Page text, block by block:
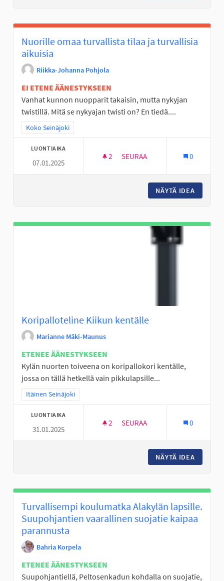
Nuorille omaa turvallista tilaa ja turvallisia
aikuisia
Riikka-Johanna Pohjola
EI ETENE ÄÄNESTYKSEEN
Vanhat kunnon nuopparit takaisin, mutta nykyjan
twistillä. Mitä se nykyajan twisti on? En tiedä....
Rajaa tulokset teeman mukaan: Koko Seinäjoki
Koko Seinäjoki
LUONTIAIKA
07.01.2025
2 2 SEURAAJAA
SEURAA 0
NÄYTÄ IDEA
Koripalloteline Kiikun kentälle
Marianne Mäki-Maunus
ETENEE ÄÄNESTYKSEEN
Kylän nuorten toiveena on koripallokori kentälle,
jossa on tällä hetkellä vain pikkulapsille...
Rajaa tulokset teeman mukaan: Itäinen Seinäjoki
Itäinen Seinäjoki
LUONTIAIKA
31.01.2025
2 2 SEURAAJAA
SEURAA 0
NÄYTÄ IDEA
Turvallisempi koulumatka Alakylän lapsille.
Suupohjantien vaarallinen suojatie kaipaa
parannusta
Bahria Korpela
ETENEE ÄÄNESTYKSEEN
Suupohjantiellä, Peltosenkadun kohdalla on suojatie,